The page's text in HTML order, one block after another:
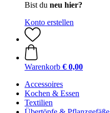
Bist du neu hier?
Konto erstellen
Warenkorb € 0,00
Accessoires
Kochen & Essen
Textilien